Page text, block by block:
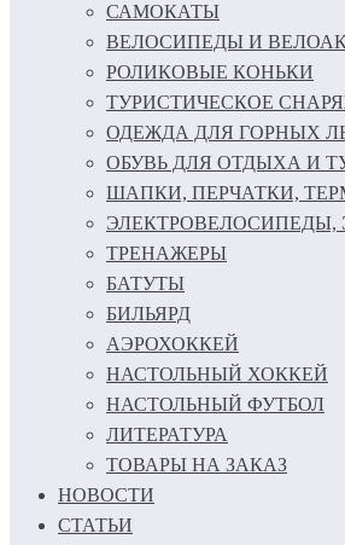
САМОКАТЫ
ВЕЛОСИПЕДЫ И
РОЛИКОВЫЕ КОНЬКИ
ТУРИСТИЧЕСКОЕ
ОДЕЖДА ДЛЯ ГОРНЫХ
ОБУВЬ ДЛЯ ОТДЫХА И
ШАПКИ, ПЕРЧАТКИ,
ЭЛЕКТРОВЕЛОСИПЕДЫ,
ТРЕНАЖЕРЫ
БАТУТЫ
БИЛЬЯРД
АЭРОХОККЕЙ
НАСТОЛЬНЫЙ ХОККЕЙ
НАСТОЛЬНЫЙ ФУТБОЛ
ЛИТЕРАТУРА
ТОВАРЫ НА ЗАКАЗ
НОВОСТИ
СТАТЬИ